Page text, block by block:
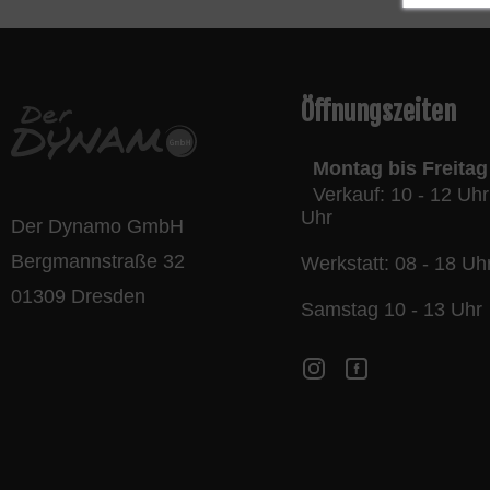
Der Dynamo GmbH
Bergmannstraße 32
01309 Dresden
Öffnungszeiten
Montag bis Freitag
Verkauf: 10 - 12
Uhr
Werkstatt: 08 - 18
Samstag 10 - 13 Uhr